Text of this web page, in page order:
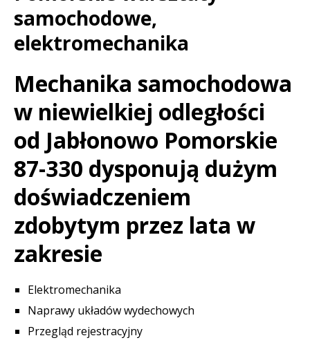
samochodowe,
elektromechanika
Mechanika samochodowa
w niewielkiej odległości
od Jabłonowo Pomorskie
87-330 dysponują dużym
doświadczeniem
zdobytym przez lata w
zakresie
Elektromechanika
Naprawy układów wydechowych
Przegląd rejestracyjny